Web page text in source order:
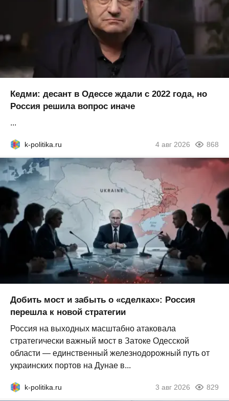
Кедми: десант в Одессе ждали с 2022 года, но
Россия решила вопрос иначе
...
k-politika.ru 4 авг 2026 868
Добить мост и забыть о «сделках»: Россия
перешла к новой стратегии
Россия на выходных масштабно атаковала
стратегически важный мост в Затоке Одесской
области — единственный железнодорожный путь от
украинских портов на Дунае в...
k-politika.ru 3 авг 2026 829